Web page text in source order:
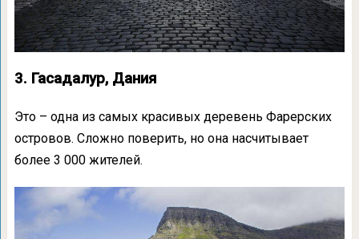
3. Гасадалур, Дания
Это – одна из самых красивых деревень Фарерских
островов. Сложно поверить, но она насчитывает
более 3 000 жителей.